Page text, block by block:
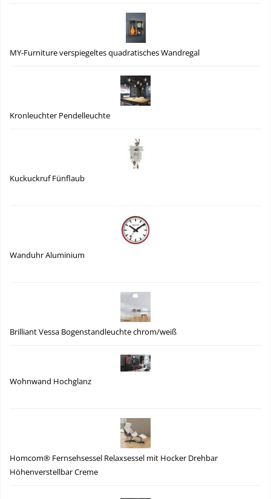
MY-Furniture verspiegeltes quadratisches Wandregal
Kronleuchter Pendelleuchte
Kuckuckruf Fünflaub
Wanduhr Aluminium
Brilliant Vessa Bogenstandleuchte chrom/weiß
Wohnwand Hochglanz
Homcom® Fernsehsessel Relaxsessel mit Hocker Drehbar
Höhenverstellbar Creme